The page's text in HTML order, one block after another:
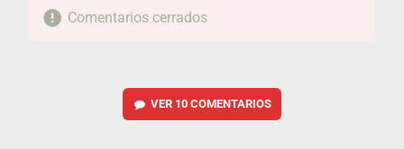
Comentarios cerrados
VER 10 COMENTARIOS